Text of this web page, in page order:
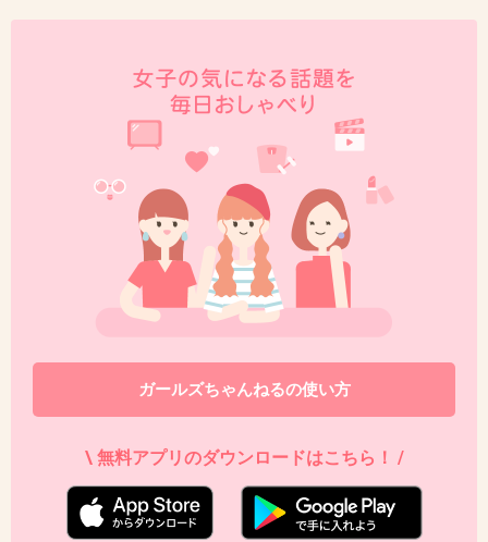
本っ当に大嫌い！！
2013/04/29(月) 23:03:23
画面に映る度にイラッとします。
2013/04/29(月) 23:14:49
ガールズちゃんねるの使い方
\ 無料アプリのダウンロードはこちら！ /